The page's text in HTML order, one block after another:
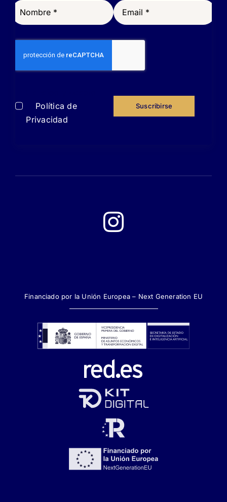
Política de
Privacidad
Suscribirse
Financiado por la Unión Europea – Next Generation EU